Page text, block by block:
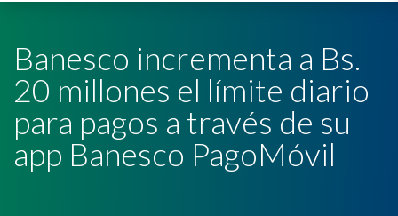
Banesco incrementa a Bs.
20 millones el límite diario
para pagos a través de su
app Banesco PagoMóvil